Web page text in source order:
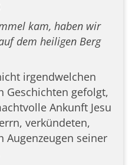
kam, haben wir
dem heiligen Berg
irgendwelchen
Geschichten gefolgt,
Ankunft Jesu
verkündeten,
Augenzeugen seiner